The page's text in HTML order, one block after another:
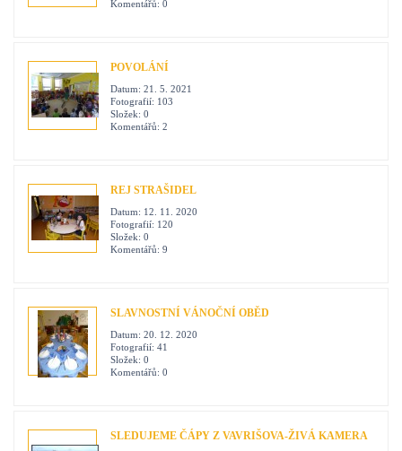
Komentářů: 0
POVOLÁNÍ
Datum: 21. 5. 2021
Fotografií: 103
Složek: 0
Komentářů: 2
REJ STRAŠIDEL
Datum: 12. 11. 2020
Fotografií: 120
Složek: 0
Komentářů: 9
SLAVNOSTNÍ VÁNOČNÍ OBĚD
Datum: 20. 12. 2020
Fotografií: 41
Složek: 0
Komentářů: 0
SLEDUJEME ČÁPY Z VAVRIŠOVA-ŽIVÁ KAMERA